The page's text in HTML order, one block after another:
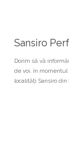
Sansiro
Dorim să vă
de voi, în
localităţi Sansiro